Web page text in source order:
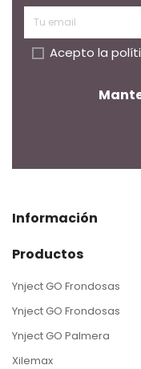
Acepto la
Información
Productos
Ynject GO Frondosas
Ynject GO Frondosas
Ynject GO Palmera
Xilemax